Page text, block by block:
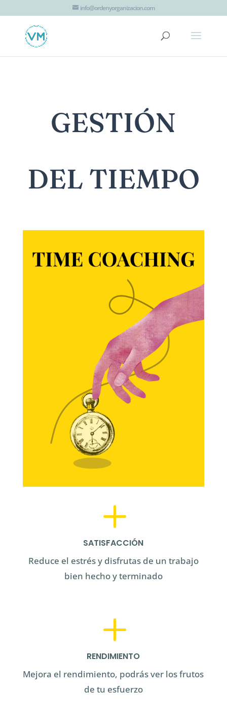
info@ordenyorganizacion.com
GESTIÓN
DEL TIEMPO
L
SATISFACCIÓN
Reduce el estrés y disfrutas de un trabajo
bien hecho y terminado
L
RENDIMIENTO
Mejora el rendimiento, podrás ver los frutos
de tu esfuerzo